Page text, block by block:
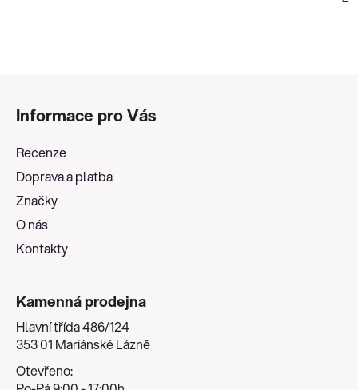
Informace pro Vás
Recenze
Doprava a platba
Značky
O nás
Kontakty
Kamenná prodejna
Hlavní třída 486/124
353 01 Mariánské Lázně
Otevřeno: